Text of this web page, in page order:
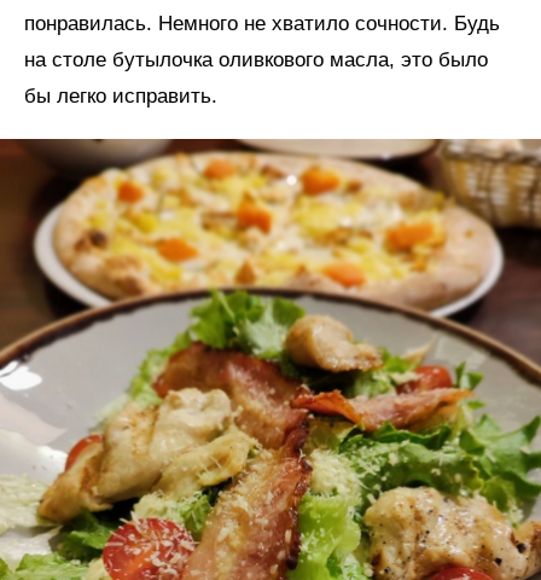
понравилась. Немного не хватило сочности. Будь
на столе бутылочка оливкового масла, это было
бы легко исправить.